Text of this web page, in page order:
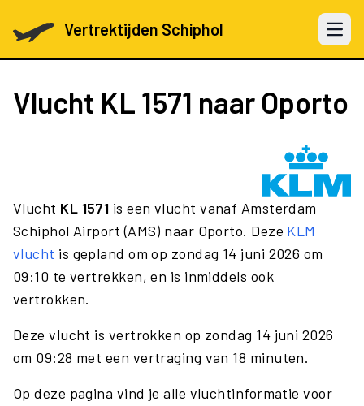
Vertrektijden Schiphol Open
Vlucht KL 1571 naar Oporto
Vlucht KL 1571 is een vlucht vanaf Amsterdam
Schiphol Airport (AMS) naar Oporto. Deze KLM
vlucht is gepland om op zondag 14 juni 2026 om
09:10 te vertrekken, en is inmiddels ook
vertrokken.
Deze vlucht is vertrokken op zondag 14 juni 2026
om 09:28 met een vertraging van 18 minuten.
Op deze pagina vind je alle vluchtinformatie voor